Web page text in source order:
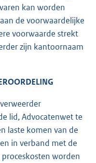
kan worden
de voorwaardelijke
voorwaarde strekt
zijn kantoornaam
lid, Advocatenwet te
laste komen van de
in verband met de
worden